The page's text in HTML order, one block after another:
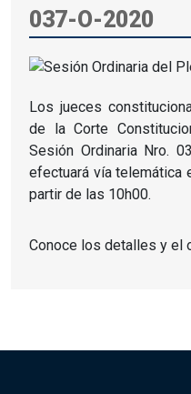
037-O-2020
Los jueces
de la Corte
Sesión Ordinaria Nro.
efectuará vía telemática
partir de las 10h00.
Conoce los detalles y el